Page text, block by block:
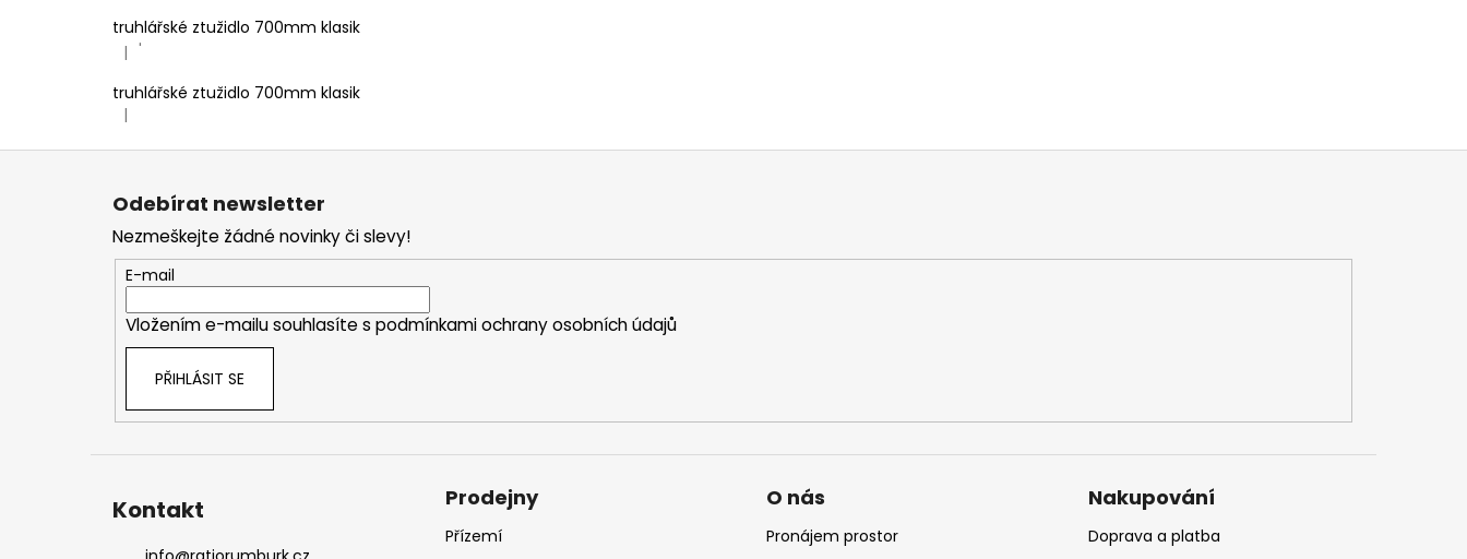
truhlářské ztužidlo 700mm klasik
Hodnocení produktu je 5 z 5 hvězdiček.
| '
truhlářské ztužidlo 700mm klasik
Hodnocení produktu je 5 z 5 hvězdiček.
|
Z
Odebírat newsletter
Nezmeškejte žádné novinky či slevy!
E-mail
Vložením e-mailu souhlasíte s podmínkami ochrany osobních údajů
PŘIHLÁSIT SE
Kontakt Prodejny
Přízemí
O nás
Pronájem prostor
Nakupování
Doprava a platba